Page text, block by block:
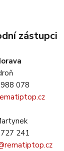
zástupci
078
241